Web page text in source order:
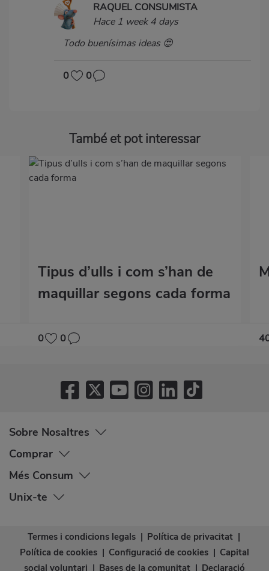
RAQUEL CONSUMISTA
Hace 1 week 4 days
Todo buenísimas ideas 😍
0 0
També et pot interessar
Tipus d’ulls i com s’han de
maquillar segons cada forma
0 0
Sobre Nosaltres
Comprar
Més Consum
Unix-te
Termes i condicions legals | Política de privacitat |
Política de cookies | Configuració de cookies | Capital
social voluntari | Bases de la comunitat | Declaració